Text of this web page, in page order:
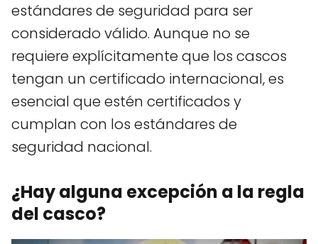
estándares de seguridad para ser
considerado válido. Aunque no se
requiere explícitamente que los cascos
tengan un certificado internacional, es
esencial que estén certificados y
cumplan con los estándares de
seguridad nacional.
¿Hay alguna excepción a la regla
del casco?